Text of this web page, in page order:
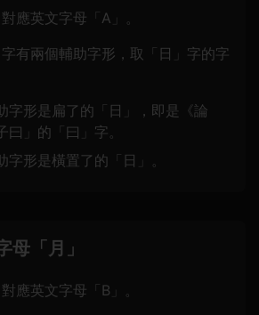
對應英文字母「A」。
字有兩個輔助字形，取「日」字的字
字形是扁了的「日」，即是《論
曰」的「曰」字。
字形是橫置了的「日」。
母「月」
對應英文字母「B」。